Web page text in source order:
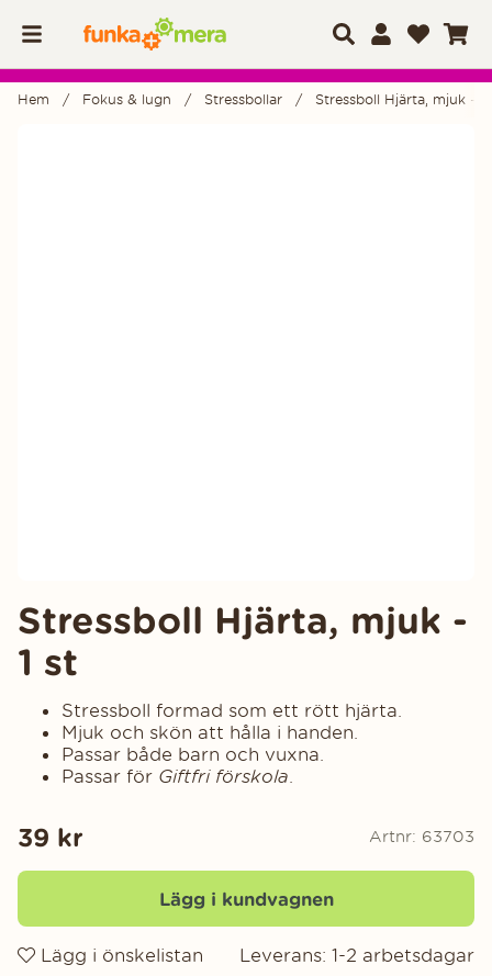
Hem Fokus & lugn Stressbollar Stressboll Hjärta, mjuk - 1
Stressboll Hjärta, mjuk -
1 st
Stressboll formad som ett rött hjärta.
Mjuk och skön att hålla i handen.
Passar både barn och vuxna.
Passar för Giftfri förskola
39 kr Artnr: 63703
Lägg i kundvagnen
Lägg i önskelistan Leverans: 1-2 arbetsdagar